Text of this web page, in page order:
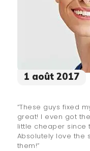
1 août 2017
“These guys fixed
great! I even got
little cheaper since
Absolutely love the
them!”